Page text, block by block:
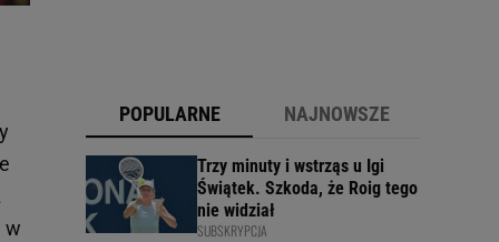
w
POPULARNE NAJNOWSZE
Trzy minuty i wstrząs u Igi
Świątek. Szkoda, że Roig tego
nie widział
SUBSKRYPCJA